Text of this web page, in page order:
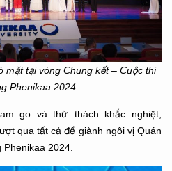
mặt tại vòng Chung kết – Cuộc thi
Phenikaa 2024
go và thử thách khắc nghiệt,
qua tất cả để giành ngôi vị Quán
Phenikaa 2024.